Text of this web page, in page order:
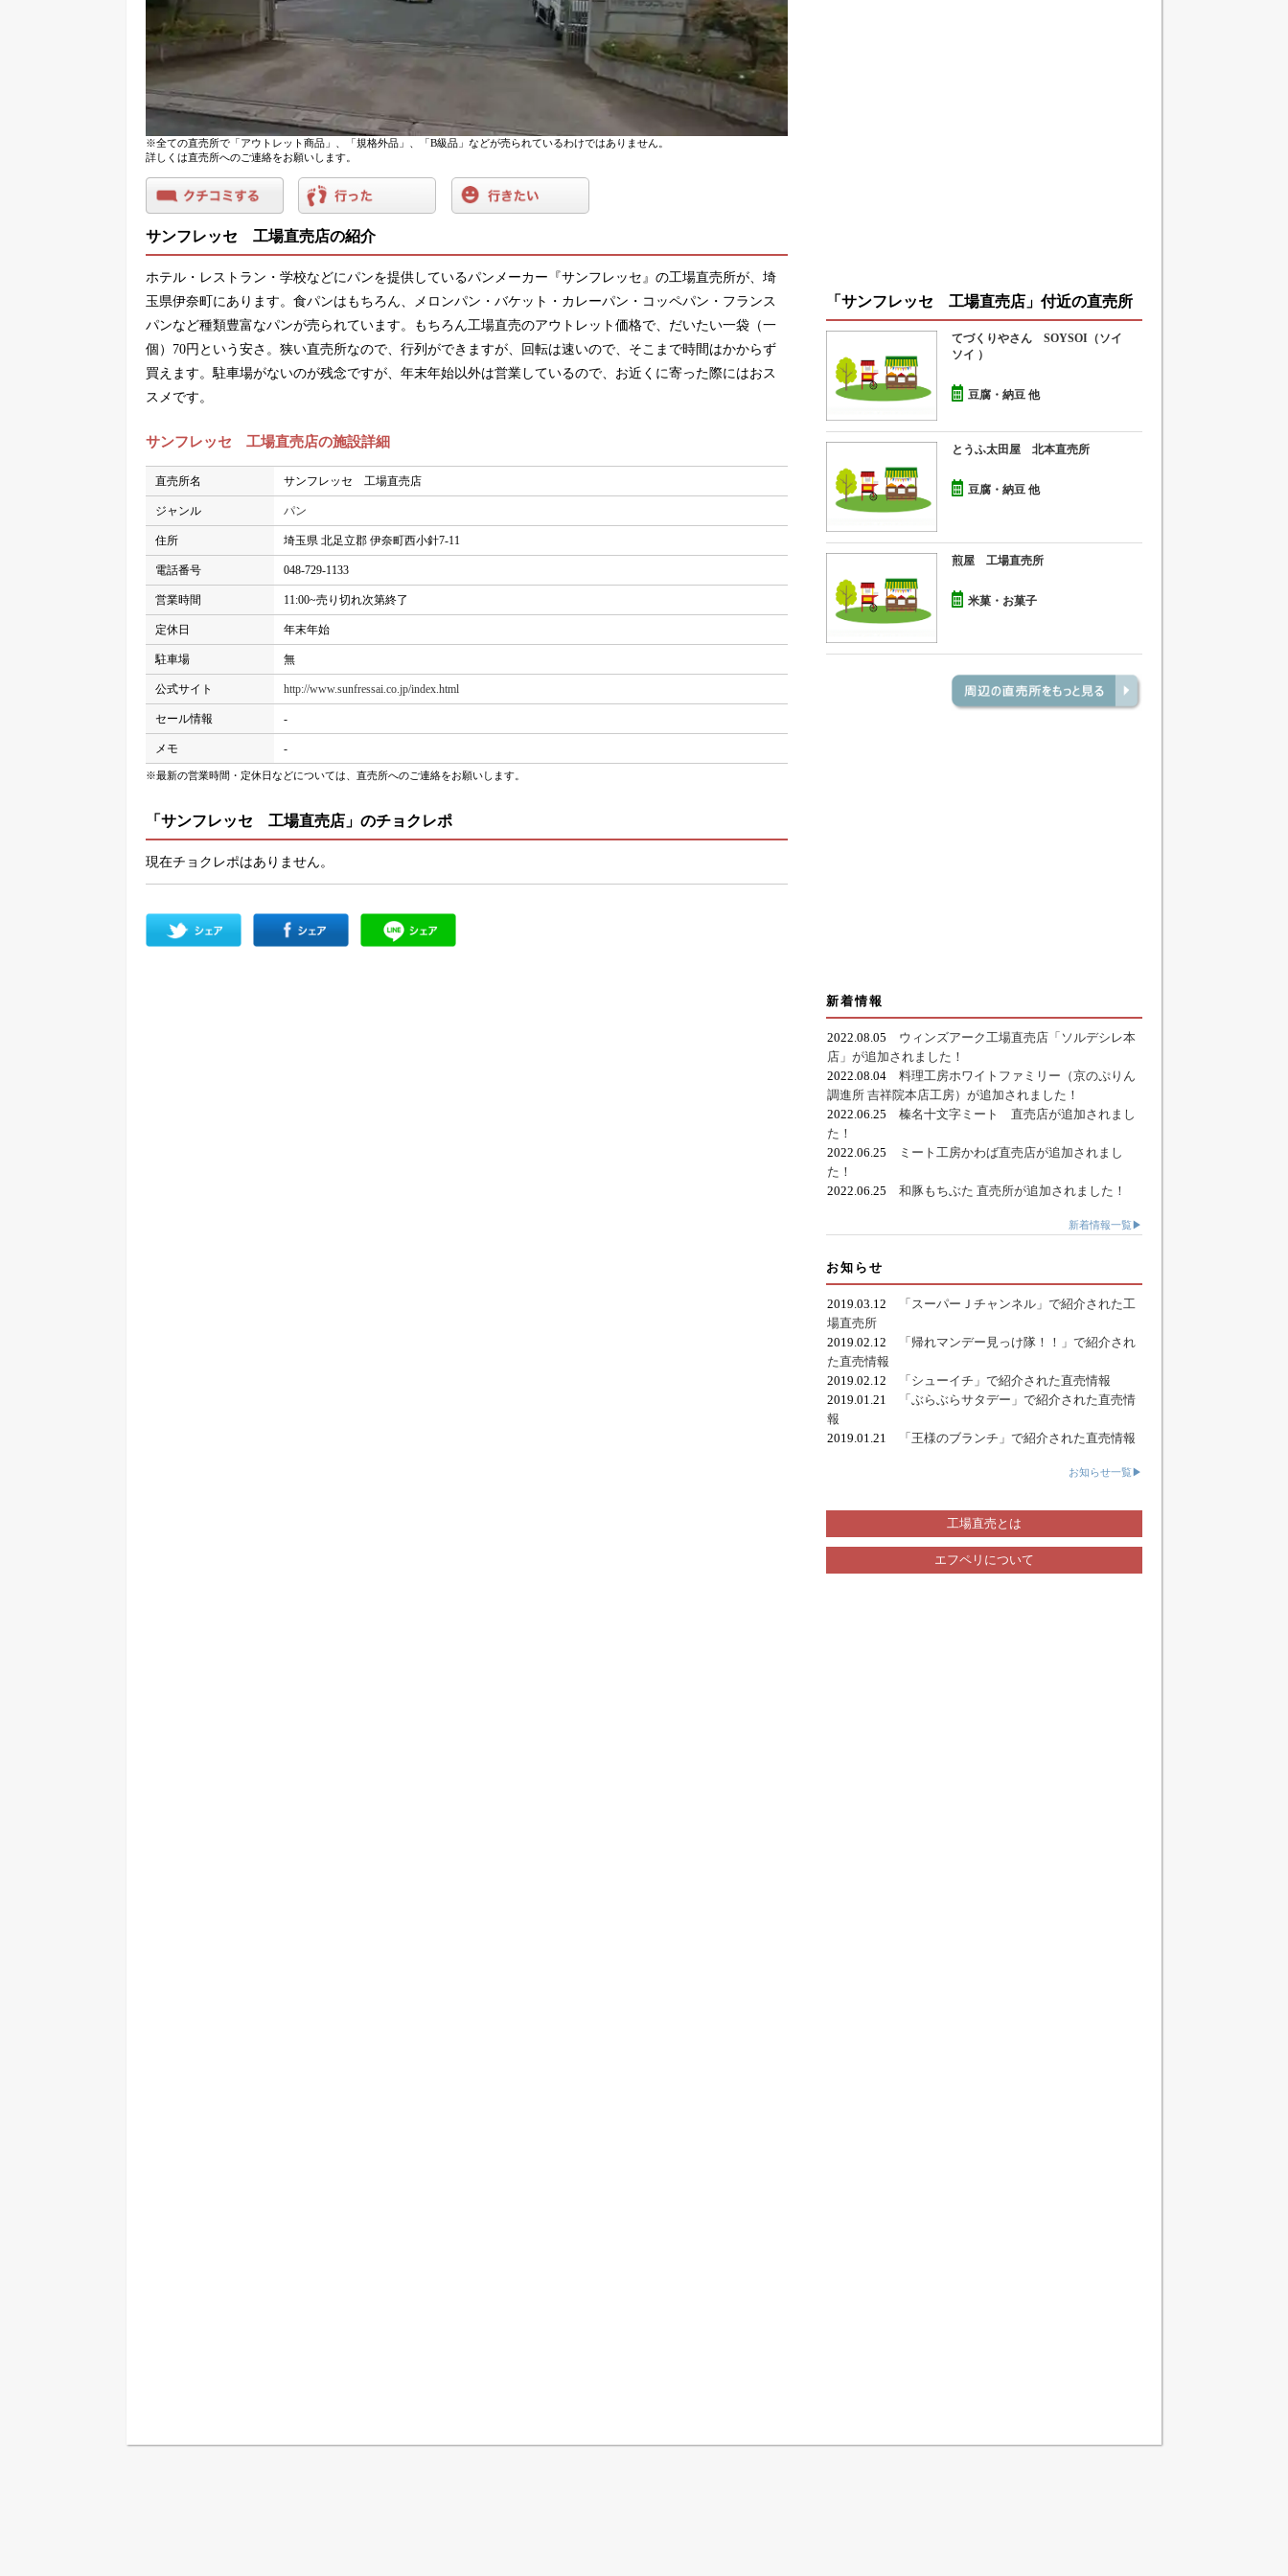
※全ての直売所で「アウトレット商品」、「規格外品」、「B級品」などが売られているわけではありません。
詳しくは直売所へのご連絡をお願いします。
サンフレッセ 工場直売店の紹介
ホテル・レストラン・学校などにパンを提供しているパンメーカー『サンフレッセ』の工場直売所が、埼
玉県伊奈町にあります。食パンはもちろん、メロンパン・バケット・カレーパン・コッペパン・フランス
パンなど種類豊富なパンが売られています。もちろん工場直売のアウトレット価格で、だいたい一袋（一
個）70円という安さ。狭い直売所なので、行列ができますが、回転は速いので、そこまで時間はかからず
買えます。駐車場がないのが残念ですが、年末年始以外は営業しているので、お近くに寄った際にはおス
スメです。
サンフレッセ 工場直売店の施設詳細
直売所名 サンフレッセ 工場直売店
ジャンル パン
住所 埼玉県 北足立郡 伊奈町西小針7-11
電話番号 048-729-1133
営業時間 11:00~売り切れ次第終了
定休日 年末年始
駐車場 無
公式サイト http://www.sunfressai.co.jp/index.html
セール情報 -
メモ -
※最新の営業時間・定休日などについては、直売所へのご連絡をお願いします。
「サンフレッセ 工場直売店」のチョクレポ
現在チョクレポはありません。
「サンフレッセ 工場直売店」付近の直売所
てづくりやさん SOYSOI（ソイ
ソイ ）
豆腐・納豆 他
とうふ太田屋 北本直売所
豆腐・納豆 他
煎屋 工場直売所
米菓・お菓子
新着情報
2022.08.05 ウィンズアーク工場直売店「ソルデシレ本
店」が追加されました！
2022.08.04 料理工房ホワイトファミリー（京のぷりん
調進所 吉祥院本店工房）が追加されました！
2022.06.25 榛名十文字ミート 直売店が追加されまし
た！
2022.06.25
ミート工房かわば直売店が追加されまし
た！
2022.06.25 和豚もちぶた 直売所が追加されました！
新着情報一覧▶
お知らせ
2019.03.12
「スーパーＪチャンネル」で紹介された工
場直売所
2019.02.12
「帰れマンデー見っけ隊！！」で紹介され
た直売情報
2019.02.12
「シューイチ」で紹介された直売情報
2019.01.21
「ぶらぶらサタデー」で紹介された直売情
報
2019.01.21
「王様のブランチ」で紹介された直売情報
お知らせ一覧▶
工場直売とは
エフペリについて